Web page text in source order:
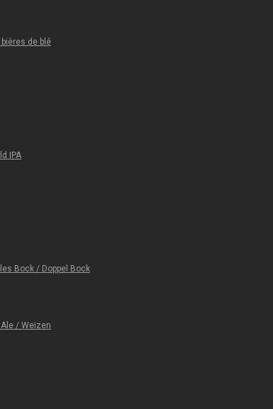
de blé
IPA
Bock / Doppel Bock
/ Weizen